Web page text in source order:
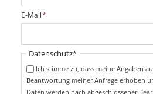
i
c
t
f
P
f
i
E-Mail*
Pflichtfeld
Datenschutz*
Ich stimme zu, dass meine Angaben
Beantwortung meiner Anfrage erhoben
Daten werden nach abgeschlossener